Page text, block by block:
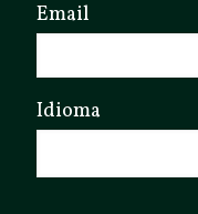
Email
Idioma